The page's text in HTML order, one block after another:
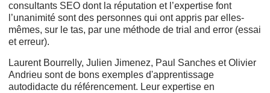
consultants SEO dont la réputation et l’expertise font
l’unanimité sont des personnes qui ont appris par elles-
mêmes, sur le tas, par une méthode de trial and error (essai
et erreur).
Laurent Bourrelly, Julien Jimenez, Paul Sanches et Olivier
Andrieu sont de bons exemples d'apprentissage
autodidacte du référencement. Leur expertise en